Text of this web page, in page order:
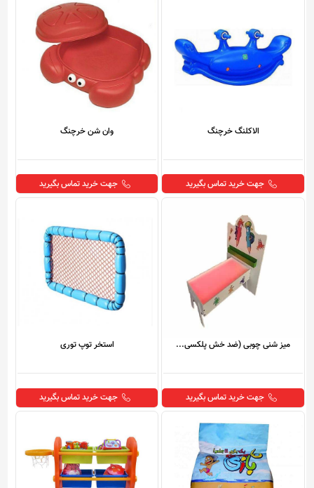
الاکلنگ خرچنگ
جهت خرید تماس بگیرید
وان شن خرچنگ
جهت خرید تماس بگیرید
میز شنی چوبی (ضد خش پلکسی...
جهت خرید تماس بگیرید
استخر توپ توری
جهت خرید تماس بگیرید